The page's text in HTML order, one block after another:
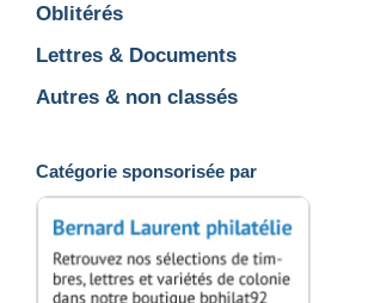
Oblitérés
Lettres & Documents
Autres & non classés
Catégorie sponsorisée par